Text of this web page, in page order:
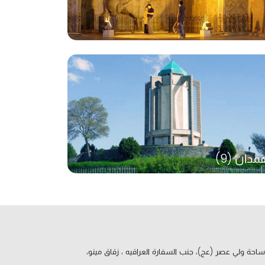
(9)
ولي عصر (عج)، جنب السفارة العراقيه ، زقاق مينو،